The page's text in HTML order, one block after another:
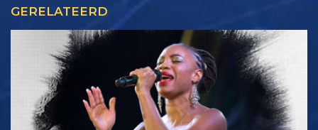
GERELATEERD